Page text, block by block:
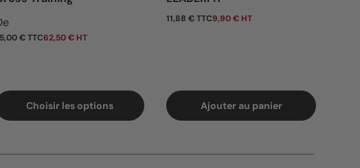
habituel
€ TTC62,50 € HT
Choisir les options
Prix habituel
11,88 € TTC9,90 € HT
Ajouter au panier